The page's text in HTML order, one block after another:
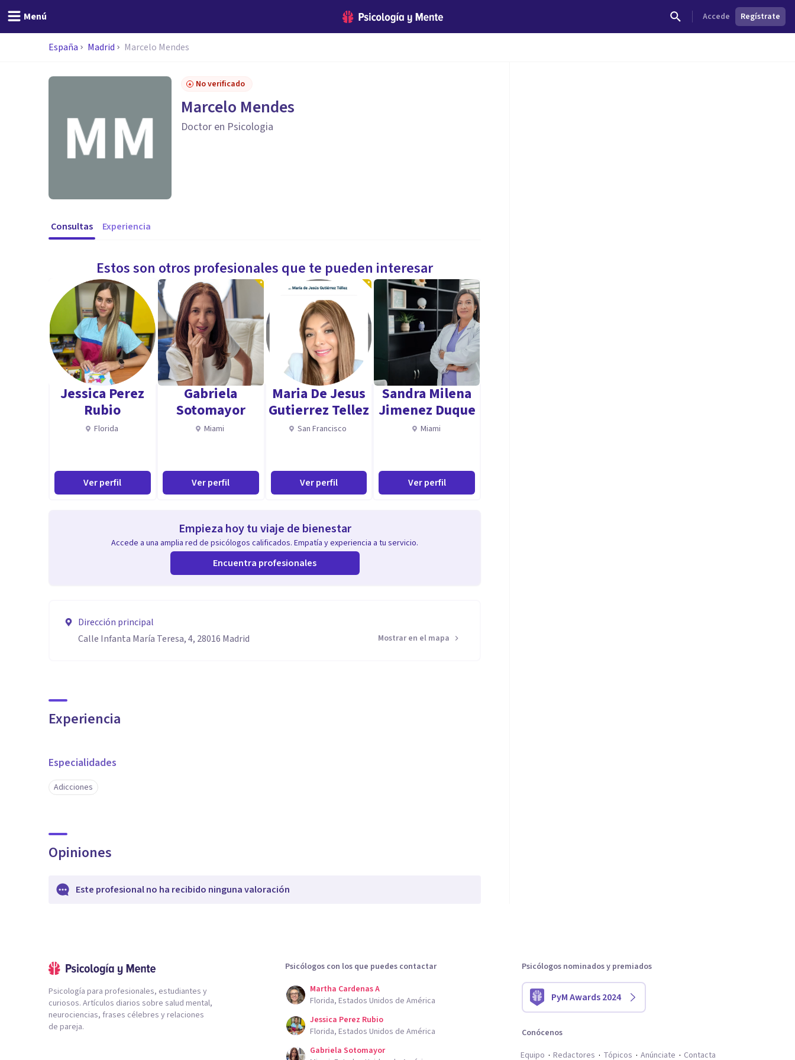
Menú Accede Regístrate
España Madrid Marcelo Mendes
No verificado
Marcelo Mendes
Doctor en Psicologia
Consultas Experiencia
Estos son otros profesionales que te pueden interesar
Jessica Perez
Rubio
Florida
Ver perfil
Gabriela
Sotomayor
Miami
Ver perfil
Maria De Jesus
Gutierrez Tellez
San Francisco
Ver perfil
Sandra Milena
Jimenez Duque
Miami
Ver perfil
Empieza hoy tu viaje de bienestar
Accede a una amplia red de psicólogos calificados. Empatía y experiencia a tu servicio.
Encuentra profesionales
Dirección principal
Calle Infanta María Teresa, 4, 28016 Madrid
Mostrar en el mapa
Experiencia
Especialidades
Adicciones
Opiniones
Este profesional no ha recibido ninguna valoración
Psicología para profesionales, estudiantes y
curiosos. Artículos diarios sobre salud mental,
neurociencias, frases célebres y relaciones
de pareja.
Psicólogos con los que puedes contactar
Martha Cardenas A
Florida, Estados Unidos de América
Jessica Perez Rubio
Florida, Estados Unidos de América
Gabriela Sotomayor
Psicólogos nominados y premiados
PyM Awards 2024
Conócenos
Equipo
Redactores Tópicos Anúnciate Contacta